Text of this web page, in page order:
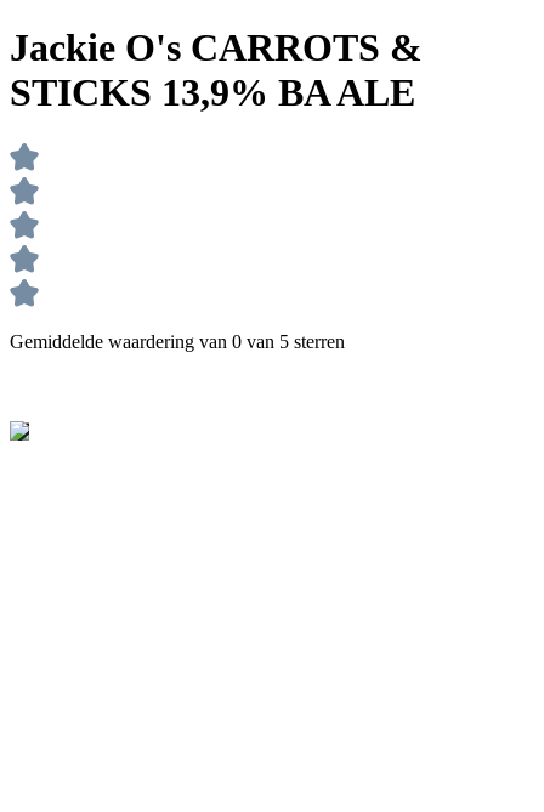
Jackie O's CARROTS &
STICKS 13,9% BA ALE
Gemiddelde waardering van 0 van 5 sterren